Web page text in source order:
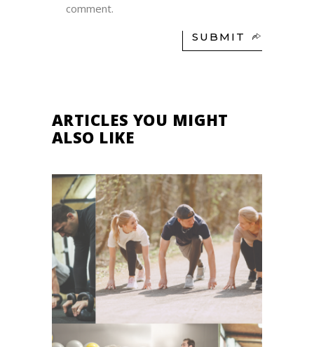
comment.
SUBMIT
ARTICLES YOU MIGHT
ALSO LIKE